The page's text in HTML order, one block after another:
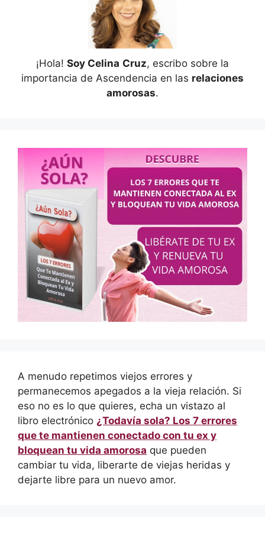
¡Hola! Soy Celina Cruz, escribo sobre la
importancia de Ascendencia en las relaciones
amorosas.
A menudo repetimos viejos errores y
permanecemos apegados a la vieja relación. Si
eso no es lo que quieres, echa un vistazo al
libro electrónico ¿Todavía sola? Los 7 errores
que te mantienen conectado con tu ex y
bloquean tu vida amorosa que pueden
cambiar tu vida, liberarte de viejas heridas y
dejarte libre para un nuevo amor.